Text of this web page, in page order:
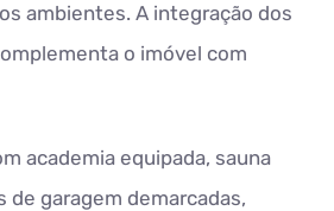
ambientes. A integração dos
o imóvel com
academia equipada, sauna
de garagem demarcadas,